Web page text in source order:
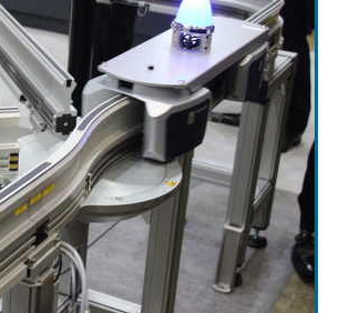
グローバル設計・開発
制御セキュリティ
新型コロナへの対応